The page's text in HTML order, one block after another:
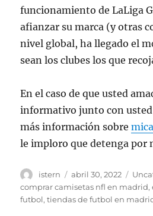
funcionamiento de LaLiga
afianzar su marca (y otras
nivel global, ha llegado el
sean los clubes los que
En el caso de que usted
informativo junto con usted
más información sobre
le imploro que detenga por
Autor
istern
Publicado
el
abril 30, 2022
comprar camisetas nfl en madrid,
futbol,tiendas de futbol en